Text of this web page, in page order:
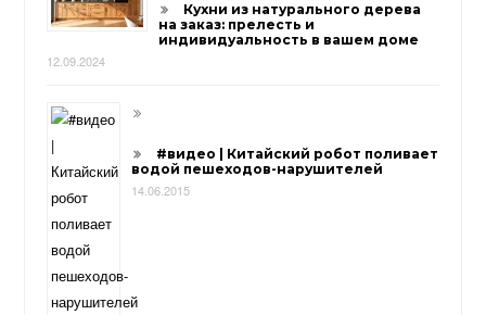
Кухни из натурального дерева
на заказ: прелесть и
индивидуальность в вашем доме
12.09.2024
#видео | Китайский робот поливает
водой пешеходов-нарушителей
14.06.2015